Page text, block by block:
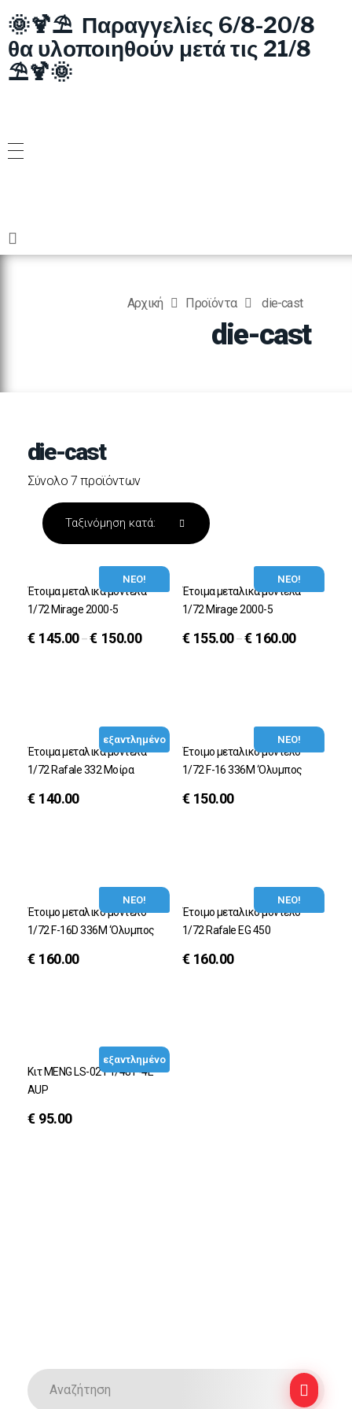
🌞🍹⛱️ Παραγγελίες 6/8-20/8
θα υλοποιηθούν μετά τις 21/8
⛱️🍹🌞
Αρχική Προϊόντα die-cast
die-cast
die-cast
Σύνολο 7 προϊόντων
ΝΕΟ!
Έτοιμα μεταλικά μοντέλα
1/72 Mirage 2000-5
€ 145.00–€ 150.00
ΝΕΟ!
Έτοιμα μεταλικά μοντέλα
1/72 Mirage 2000-5
€ 155.00–€ 160.00
εξαντλημένο
Έτοιμα μεταλικά μοντέλα
1/72 Rafale 332 Μοίρα
€ 140.00
ΝΕΟ!
Έτοιμο μεταλικό μοντέλο
1/72 F-16 336M ‘Ολυμπος
€ 150.00
ΝΕΟ!
Έτοιμο μεταλικό μοντέλο
1/72 F-16D 336M ‘Ολυμπος
€ 160.00
ΝΕΟ!
Έτοιμο μεταλικό μοντέλο
1/72 Rafale EG 450
€ 160.00
εξαντλημένο
Κιτ MENG LS-021 1/48 F-4E
AUP
€ 95.00